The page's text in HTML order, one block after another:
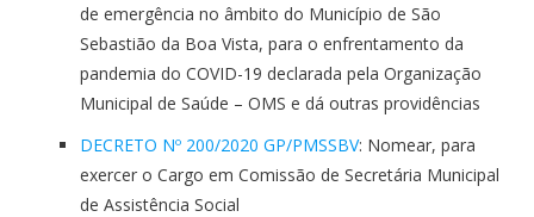
de emergência no âmbito do Município de São
Sebastião da Boa Vista, para o enfrentamento da
pandemia do COVID-19 declarada pela Organização
Municipal de Saúde – OMS e dá outras providências
DECRETO Nº 200/2020 GP/PMSSBV: Nomear, para
exercer o Cargo em Comissão de Secretária Municipal
de Assistência Social